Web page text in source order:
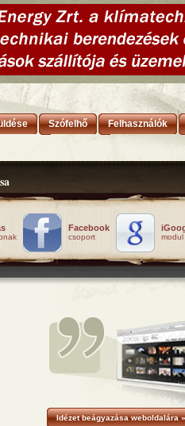
Szófelhő Felhasználók
Facebook
csoport modul
Idézet beágyazása weboldalára »